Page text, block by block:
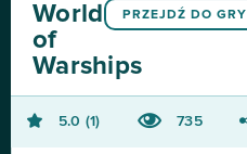
PRZEJDŹ DO GRY
World
of
Warships
5.0 1 735